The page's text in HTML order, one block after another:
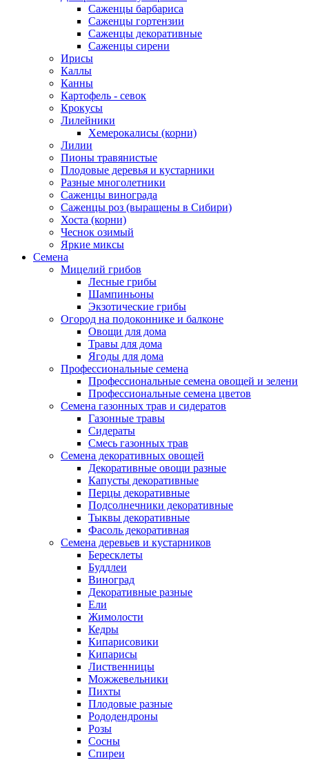
Саженцы барбариса
Саженцы гортензии
Саженцы декоративные
Саженцы сирени
Ирисы
Каллы
Канны
Картофель - севок
Крокусы
Лилейники
Хемерокалисы (корни)
Лилии
Пионы травянистые
Плодовые деревья и кустарники
Разные многолетники
Саженцы винограда
Саженцы роз (выращены в Сибири)
Хоста (корни)
Чеснок озимый
Яркие миксы
Семена
Мицелий грибов
Лесные грибы
Шампиньоны
Экзотические грибы
Огород на подоконнике и балконе
Овощи для дома
Травы для дома
Ягоды для дома
Профессиональные семена
Профессиональные семена овощей и зелени
Профессиональные семена цветов
Семена газонных трав и сидератов
Газонные травы
Сидераты
Смесь газонных трав
Семена декоративных овощей
Декоративные овощи разные
Капусты декоративные
Перцы декоративные
Подсолнечники декоративные
Тыквы декоративные
Фасоль декоративная
Семена деревьев и кустарников
Бересклеты
Буддлеи
Виноград
Декоративные разные
Ели
Жимолости
Кедры
Кипарисовики
Кипарисы
Лиственницы
Можжевельники
Пихты
Плодовые разные
Рододендроны
Розы
Сосны
Спиреи